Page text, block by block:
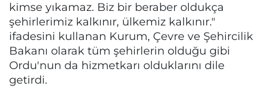
kimse yıkamaz. Biz bir beraber oldukça
şehirlerimiz kalkınır, ülkemiz kalkınır."
ifadesini kullanan Kurum, Çevre ve Şehircilik
Bakanı olarak tüm şehirlerin olduğu gibi
Ordu'nun da hizmetkarı olduklarını dile
getirdi.